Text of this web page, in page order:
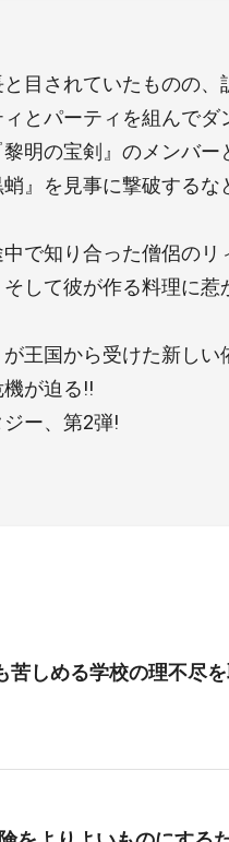
目されていたものの
とパーティを組んで
明の宝剣』のメンバ
』を見事に撃破する
で知り合った僧侶の
して彼が作る料理に
王国から受けた新し
が迫る!!
ー、第2弾!
しめる学校の理不尽